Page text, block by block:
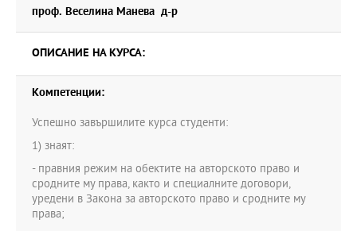
както и със способите за защита.
програма са органически свързани със съдържанието на
проф. Веселина Манева д-р
ОПИСАНИЕ НА КУРСА:
Компетенции:
Успешно завършилите курса студенти:
1) знаят:
- правния режим на обектите на авторското право и
сродните му права, както и специалните договори,
уредени в Закона за авторското право и сродните му
права;